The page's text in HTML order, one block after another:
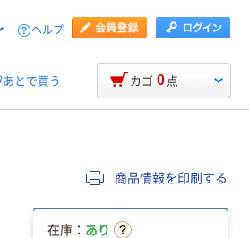
ヘルプ
あとで買う カゴ 0 点
商品情報を印刷する
在庫： あり